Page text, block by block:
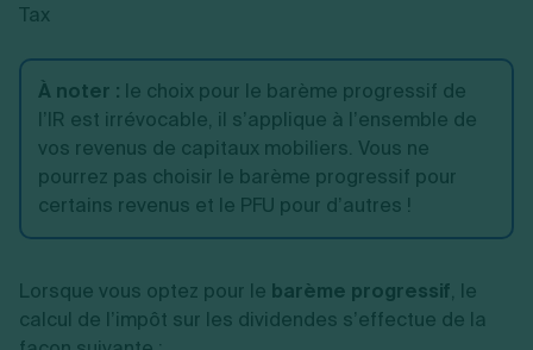
Tax
À noter : le choix pour le barème progressif de
l’IR est irrévocable, il s’applique à l’ensemble de
vos revenus de capitaux mobiliers. Vous ne
pourrez pas choisir le barème progressif pour
certains revenus et le PFU pour d’autres !
Lorsque vous optez pour le barème progressif, le
calcul de l’impôt sur les dividendes s’effectue de la